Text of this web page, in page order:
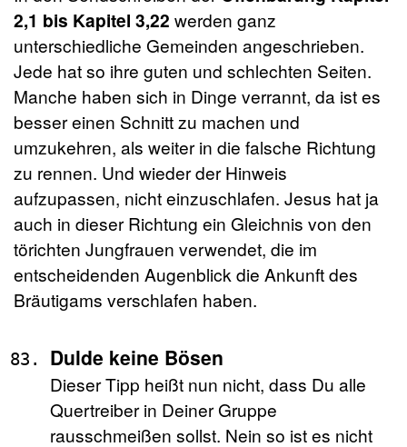
2,1 bis Kapitel 3,22 werden ganz
unterschiedliche Gemeinden angeschrieben.
Jede hat so ihre guten und schlechten Seiten.
Manche haben sich in Dinge verrannt, da ist es
besser einen Schnitt zu machen und
umzukehren, als weiter in die falsche Richtung
zu rennen. Und wieder der Hinweis
aufzupassen, nicht einzuschlafen. Jesus hat ja
auch in dieser Richtung ein Gleichnis von den
törichten Jungfrauen verwendet, die im
entscheidenden Augenblick die Ankunft des
Bräutigams verschlafen haben.
Dulde keine Bösen
Dieser Tipp heißt nun nicht, dass Du alle
Quertreiber in Deiner Gruppe
rausschmeißen sollst. Nein so ist es nicht